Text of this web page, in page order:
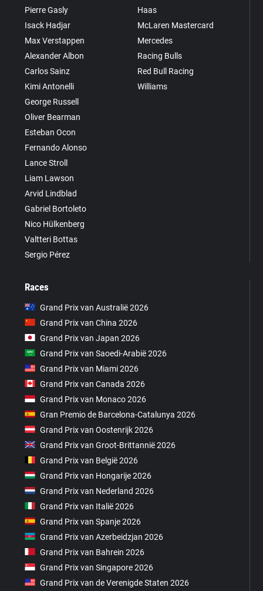
Pierre Gasly
Isack Hadjar
Max Verstappen
Alexander Albon
Carlos Sainz
Kimi Antonelli
George Russell
Oliver Bearman
Esteban Ocon
Fernando Alonso
Lance Stroll
Liam Lawson
Arvid Lindblad
Gabriel Bortoleto
Nico Hülkenberg
Valtteri Bottas
Sergio Pérez
Haas
McLaren Mastercard
Mercedes
Racing Bulls
Red Bull Racing
Williams
Races
Grand Prix van Australië 2026
Grand Prix van China 2026
Grand Prix van Japan 2026
Grand Prix van Saoedi-Arabië 2026
Grand Prix van Miami 2026
Grand Prix van Canada 2026
Grand Prix van Monaco 2026
Gran Premio de Barcelona-Catalunya 2026
Grand Prix van Oostenrijk 2026
Grand Prix van Groot-Brittannië 2026
Grand Prix van België 2026
Grand Prix van Hongarije 2026
Grand Prix van Nederland 2026
Grand Prix van Italië 2026
Grand Prix van Spanje 2026
Grand Prix van Azerbeidzjan 2026
Grand Prix van Bahrein 2026
Grand Prix van Singapore 2026
Grand Prix van de Verenigde Staten 2026